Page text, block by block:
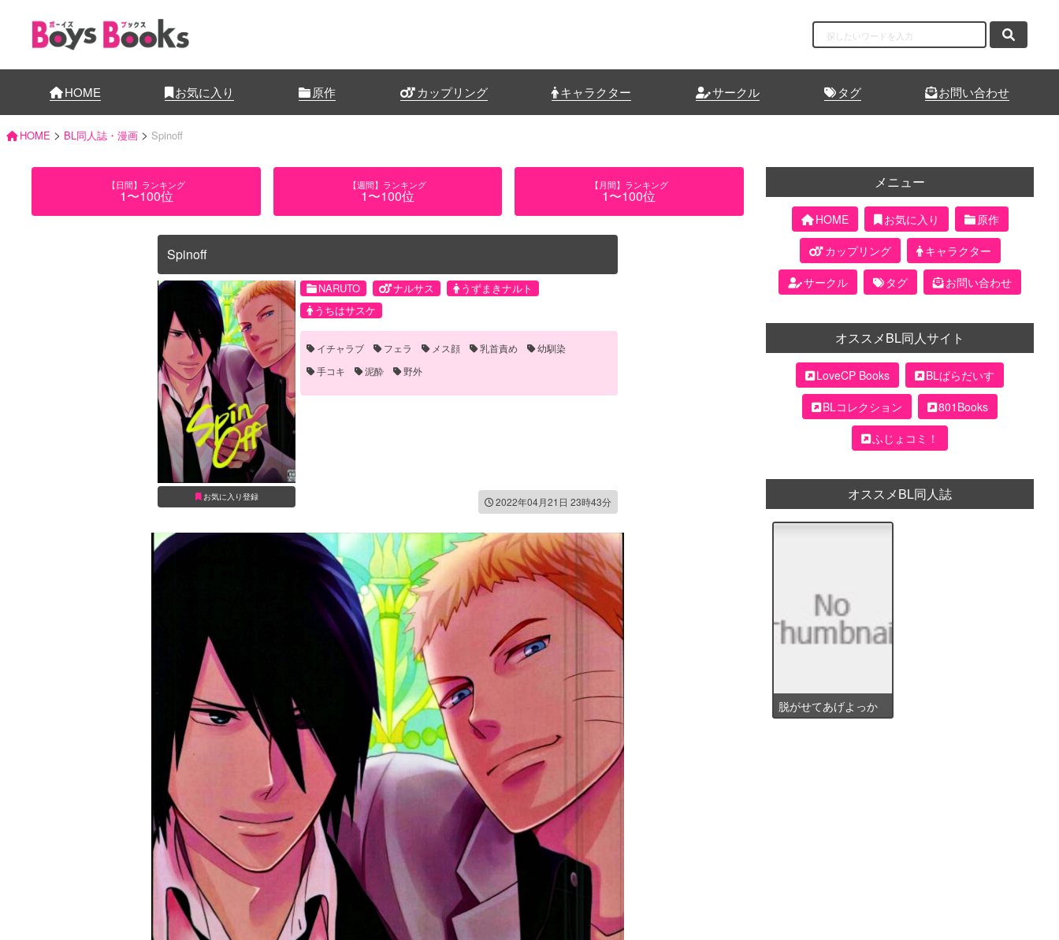
HOME お気に入り 原作 カップリング キャラクター サークル タグ お問い合わせ
HOME > BL同人誌・漫画 > Spinoff
【日間】ランキング
1〜100位
【週間】ランキング
1〜100位
【月間】ランキング
1〜100位
Spinoff
お気に入り登録
NARUTO ナルサス
うずまきナルト
うちはサスケ
イチャラブ フェラ メス顔 乳首責め
幼馴染
手コキ
泥酔 野外
2022年04月21日 23時43分
メニュー
HOME お気に入り
原作
カップリング
キャラクター
サークル
タグ お問い合わせ
オススメBL同人サイト
LoveCP Books
BLぱらだいす
BLコレクション
801Books
ふじょコミ！
オススメBL同人誌
脱がせてあげよっか